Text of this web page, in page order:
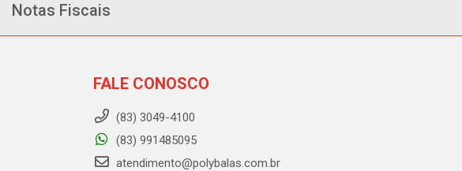
Notas Fiscais
FALE CONOSCO
(83) 3049-4100
(83) 991485095
atendimento@polybalas.com.br